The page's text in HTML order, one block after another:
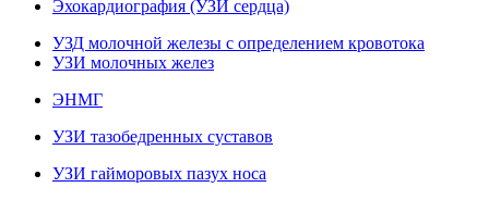
Эхокардиография (УЗИ сердца)
УЗД молочной железы с определением кровотока
УЗИ молочных желез
ЭНМГ
УЗИ тазобедренных суставов
УЗИ гайморовых пазух носа